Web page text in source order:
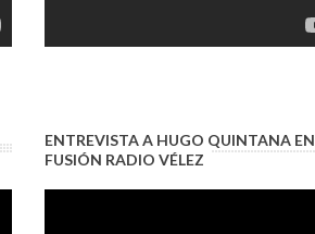
ENTREVISTA A HUGO QUINTANA EN
FUSIÓN RADIO VÉLEZ